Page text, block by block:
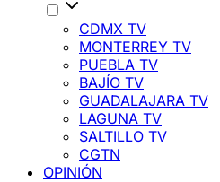
CDMX TV
MONTERREY TV
PUEBLA TV
BAJÍO TV
GUADALAJARA TV
LAGUNA TV
SALTILLO TV
CGTN
OPINIÓN